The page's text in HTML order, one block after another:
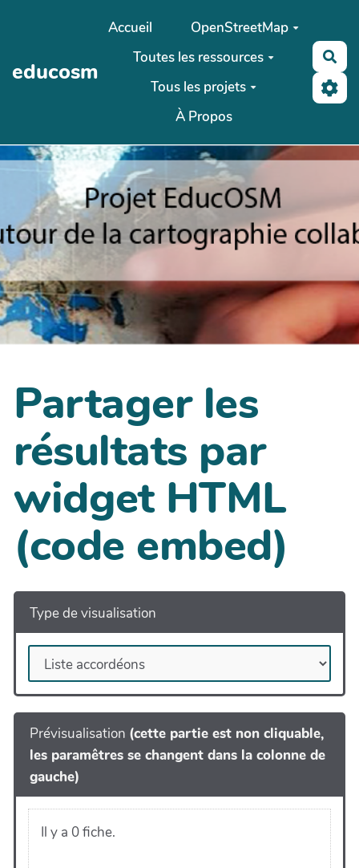
Aller au contenu principal
educosm
Accueil
OpenStreetMap
Toutes les ressources
Tous les projets
À Propos
Partager les
résultats par
widget HTML
(code embed)
Type de visualisation
Prévisualisation (cette partie est non cliquable,
les paramêtres se changent dans la colonne de
gauche)